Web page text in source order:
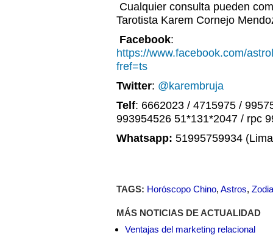
Cualquier consulta pueden
Tarotista Karem Cornejo
Facebook:
https://www.facebook.com/
fref=ts
Twitter: @karembruja
Telf: 6662023 / 4715975 /
993954526 51*131*2047 / rpc
Whatsapp: 51995759934
TAGS: Horóscopo Chino, Astros,
MÁS NOTICIAS DE ACTUALIDAD
Ventajas del marketing relacional